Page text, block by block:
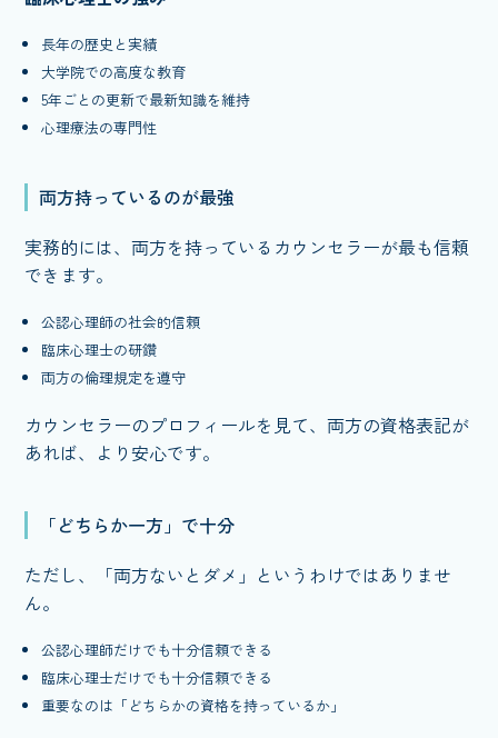
長年の歴史と実績
大学院での高度な教育
5年ごとの更新で最新知識を維持
心理療法の専門性
両方持っているのが最強
実務的には、両方を持っているカウンセラーが最も信頼
できます。
公認心理師の社会的信頼
臨床心理士の研鑽
両方の倫理規定を遵守
カウンセラーのプロフィールを見て、両方の資格表記が
あれば、より安心です。
「どちらか一方」で十分
ただし、「両方ないとダメ」というわけではありませ
ん。
公認心理師だけでも十分信頼できる
臨床心理士だけでも十分信頼できる
重要なのは「どちらかの資格を持っているか」